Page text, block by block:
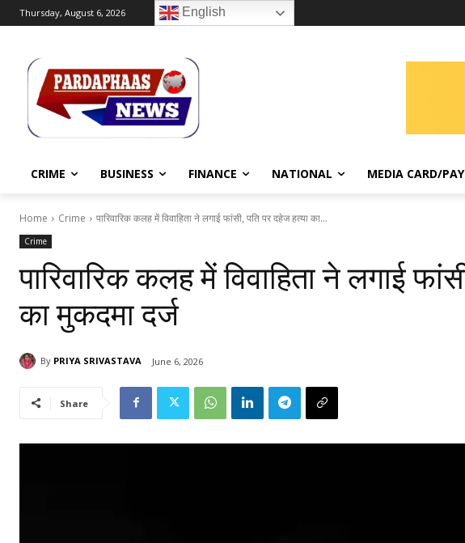
Thursday, August 6, 2026 English
CRIME BUSINESS FINANCE NATIONAL MEDIA CARD/
Home Crime पारिवारिक कलह में विवाहिता ने लगाई फांसी, पति पर दहेज हत्या का...
Crime
पारिवारिक कलह में विवाहिता ने लगाई
का मुकदमा दर्ज
By PRIYA SRIVASTAVA June 6, 2026
Share